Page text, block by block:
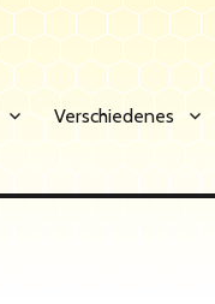
Verschiedenes